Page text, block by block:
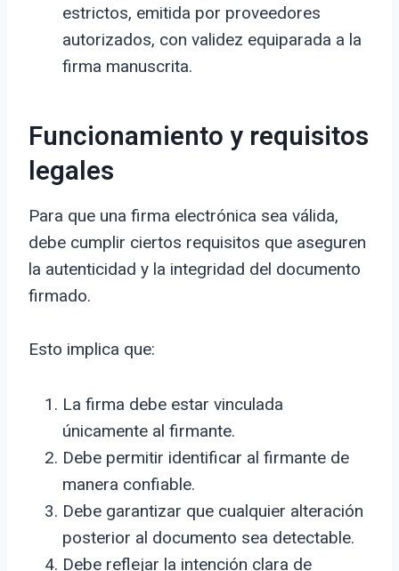
estrictos, emitida por proveedores
autorizados, con validez equiparada a la
firma manuscrita.
Funcionamiento y requisitos
legales
Para que una firma electrónica sea válida,
debe cumplir ciertos requisitos que aseguren
la autenticidad y la integridad del documento
firmado.
Esto implica que:
La firma debe estar vinculada
únicamente al firmante.
Debe permitir identificar al firmante de
manera confiable.
Debe garantizar que cualquier alteración
posterior al documento sea detectable.
Debe reflejar la intención clara de